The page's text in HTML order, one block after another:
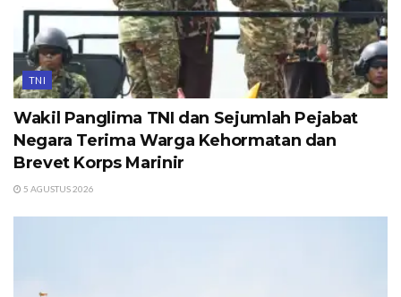
TNI
Wakil Panglima TNI dan Sejumlah Pejabat
Negara Terima Warga Kehormatan dan
Brevet Korps Marinir
5 AGUSTUS 2026